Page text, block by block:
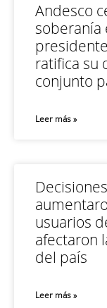
Andesco
soberanía
ratifica su
conjunto
Leer más »
usuarios
afectaron
del país
Leer más »